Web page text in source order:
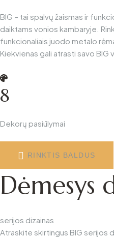
BIG – tai spalvų žaismas ir
daiktams vonios kambaryje.
funkcionaliais juodo metalo
Kiekvienas gali atrasti savo BIG
8
Dekorų pasiūlymai
RINKTIS BALDUS
Dėmesys
serijos dizainas
Atraskite skirtingus BIG serijos